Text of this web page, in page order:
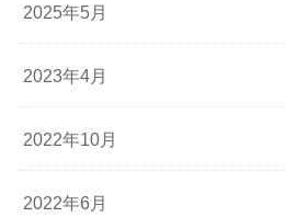
2025年5月
2023年4月
2022年10月
2022年6月